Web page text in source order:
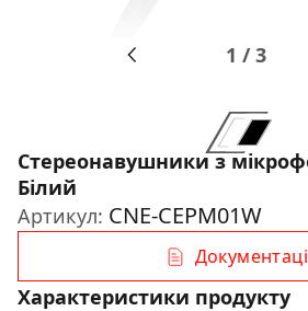
1 /3
Стереонавушники з
Білий
Артикул: CNE-CEPM01W
Характеристики продукту